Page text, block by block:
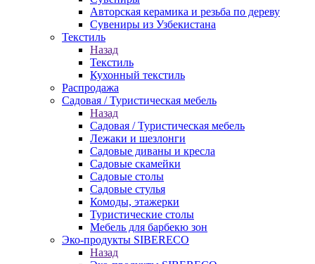
Авторская керамика и резьба по дереву
Сувениры из Узбекистана
Текстиль
Назад
Текстиль
Кухонный текстиль
Распродажа
Садовая / Туристическая мебель
Назад
Садовая / Туристическая мебель
Лежаки и шезлонги
Садовые диваны и кресла
Садовые скамейки
Садовые столы
Садовые стулья
Комоды, этажерки
Туристические столы
Мебель для барбекю зон
Эко-продукты SIBERECO
Назад